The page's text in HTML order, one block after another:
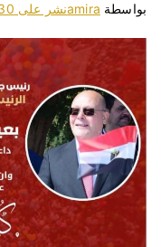
بواسطة amiraنشر على 30 مارس،